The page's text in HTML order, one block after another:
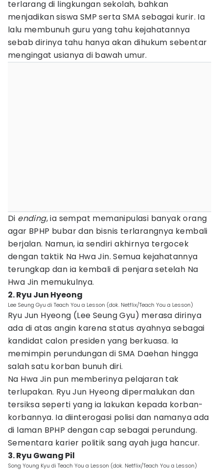
terlarang di lingkungan sekolah, bahkan
menjadikan siswa SMP serta SMA sebagai kurir. Ia
lalu membunuh guru yang tahu kejahatannya
sebab dirinya tahu hanya akan dihukum sebentar
mengingat usianya di bawah umur.
Di ending, ia sempat memanipulasi banyak orang
agar BPHP bubar dan bisnis terlarangnya kembali
berjalan. Namun, ia sendiri akhirnya tergocek
dengan taktik Na Hwa Jin. Semua kejahatannya
terungkap dan ia kembali di penjara setelah Na
Hwa Jin memukulnya.
2. Ryu Jun Hyeong
Lee Seung Gyu di Teach You a Lesson (dok. Netflix/Teach You a Lesson)
Ryu Jun Hyeong (Lee Seung Gyu) merasa dirinya
ada di atas angin karena status ayahnya sebagai
kandidat calon presiden yang berkuasa. Ia
memimpin perundungan di SMA Daehan hingga
salah satu korban bunuh diri.
Na Hwa Jin pun memberinya pelajaran tak
terlupakan. Ryu Jun Hyeong dipermalukan dan
tersiksa seperti yang ia lakukan kepada korban-
korbannya. Ia diinterogasi polisi dan namanya ada
di laman BPHP dengan cap sebagai perundung.
Sementara karier politik sang ayah juga hancur.
3. Ryu Gwang Pil
Song Young Kyu di Teach You a Lesson (dok. Netflix/Teach You a Lesson)